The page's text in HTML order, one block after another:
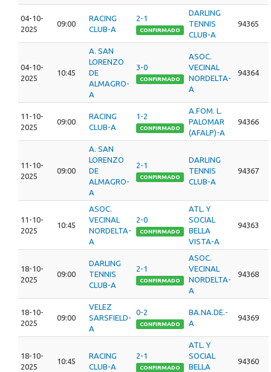
04-10-
2025
09:00
RACING
CLUB-A
2-1
CONFIRMADO
DARLING
TENNIS
CLUB-A
94365
04-10-
2025
10:45
A. SAN
LORENZO
DE
ALMAGRO-
A
3-0
CONFIRMADO
ASOC.
VECINAL
NORDELTA-
A
94364
11-10-
2025
09:00
RACING
CLUB-A
1-2
CONFIRMADO
A.FOM. L.
PALOMAR
(AFALP)-A
94366
11-10-
2025
09:00
A. SAN
LORENZO
DE
ALMAGRO-
A
2-1
CONFIRMADO
DARLING
TENNIS
CLUB-A
94367
11-10-
2025
10:45
ASOC.
VECINAL
NORDELTA-
A
2-0
CONFIRMADO
ATL. Y
SOCIAL
BELLA
VISTA-A
94363
18-10-
2025
09:00
DARLING
TENNIS
CLUB-A
2-1
CONFIRMADO
ASOC.
VECINAL
NORDELTA-
A
94368
18-10-
2025
09:00
VELEZ
SARSFIELD-
A
0-2
CONFIRMADO
BA.NA.DE.-
A
94369
18-10-
2025
10:45
RACING
CLUB-A
2-1
CONFIRMADO
ATL. Y
SOCIAL
BELLA
94360